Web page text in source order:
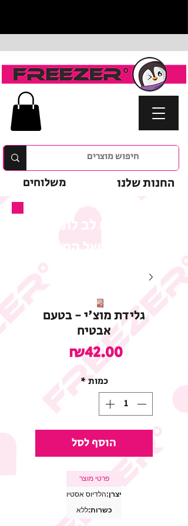
החנות שלנו משלוחים
המבצע של המוצר
גלידת מוצ'י - בטעם
אבטיח
₪42.00
כמות*
הוסף לסל
פרטי מוצר
יצרן:הלדיוס אסטיו
כשרות:ללא